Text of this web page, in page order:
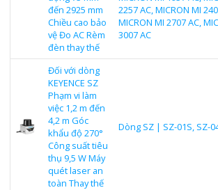
đến 2925 mm
Chiều cao bảo
vệ Đo AC Rèm
đèn thay thế
2257 AC, MICRON MI
MICRON MI 2707 AC,
3007 AC
Đối với dòng
KEYENCE SZ
Phạm vi làm
việc 1,2 m đến
4,2 m Góc
khẩu độ 270°
Công suất tiêu
thụ 9,5 W Máy
quét laser an
toàn Thay thế
Dòng SZ | SZ-01S, SZ-